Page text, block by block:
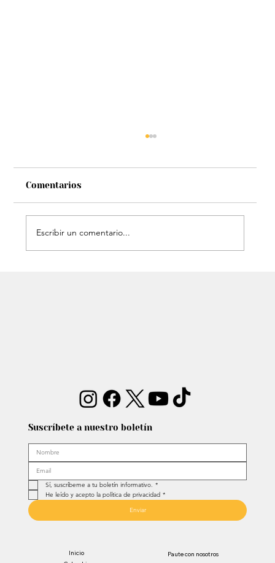
Comentarios
Escribir un comentario...
Suscríbete a nuestro boletín
Sí, suscríbeme a tu boletín informativo. *
He leído y acepto la política de privacidad *
Enviar
Inicio
Paute con nosotros